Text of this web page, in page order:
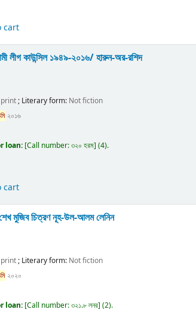
cart
লীগ কাউন্সিল ১৯৪৯-২০১৬/হারুন-অর-রশিদ
print ; Literary form: Not fiction
২০১৬
loan: Call number:৩২০ হরম (4).
cart
মুজিব চিত্রণনূহ-উল-আলম লেনিন
print; Literary form: Not fiction
২০২০
loan: Call number:৩২১.৮ লনর (2).